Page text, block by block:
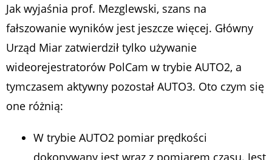
Jak wyjaśnia prof. Mezglewski, szans na
fałszowanie wyników jest jeszcze więcej. Główny
Urząd Miar zatwierdził tylko używanie
wideorejestratorów PolCam w trybie AUTO2, a
tymczasem aktywny pozostał AUTO3. Oto czym się
one różnią:
W trybie AUTO2 pomiar prędkości
dokonywany jest wraz z pomiarem czasu. Jest